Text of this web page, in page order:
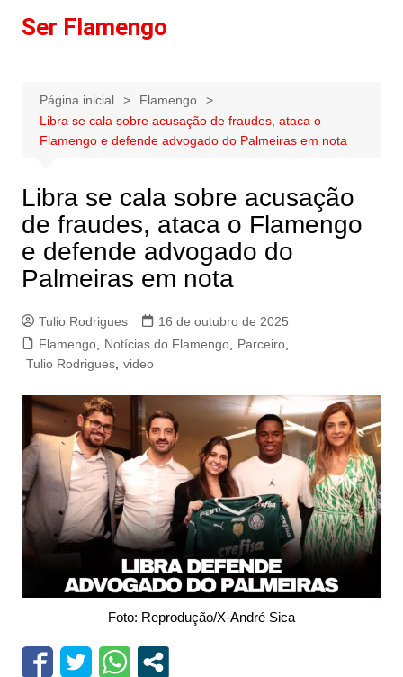
paraSer Flamengo
Página inicial
Flamengo
Libra se cala sobre acusação de fraudes, ataca o
Flamengo e defende advogado do Palmeiras em nota
Libra se cala sobre acusação
de fraudes, ataca o Flamengo
e defende advogado do
Palmeiras em nota
Tulio Rodrigues
16 de outubro de 2025
Flamengo, Notícias do Flamengo, Parceiro,
Tulio Rodrigues, video
Foto: Reprodução/X-André Sica